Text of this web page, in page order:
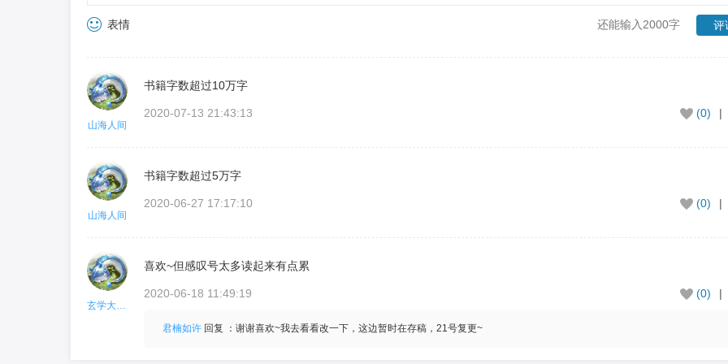
表情 还能输入2000字 评
山海人间
书籍字数超过10万字
2020-07-13 21:43:13 (0) |
山海人间
书籍字数超过5万字
2020-06-27 17:17:10 (0) |
喜欢~但感叹号太多读起来有点累
2020-06-18 11:49:19 (0) |
君楠如许回复 ：谢谢喜欢~我去看看改一下，这边暂时在存稿，21号复更~